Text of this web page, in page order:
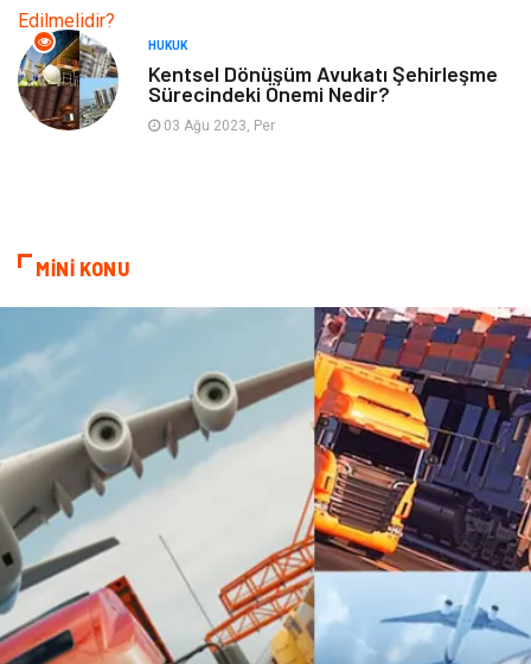
Hizmet
İnternet Ambalaj
Kültür
Pazarlama Kiralama Servisleri
Basın Yayın Bilişim
Dernekler ve Birlikler Periyodik Kontrol
Moda İthalat İhracat
Alüminyum Tarım & Hayvancılık
HUKUK
Kentsel Dönüşüm Avukatı Şehirleşme
Sürecindeki Önemi Nedir?
03 Ağu 2023, Per
MİNİ KONU